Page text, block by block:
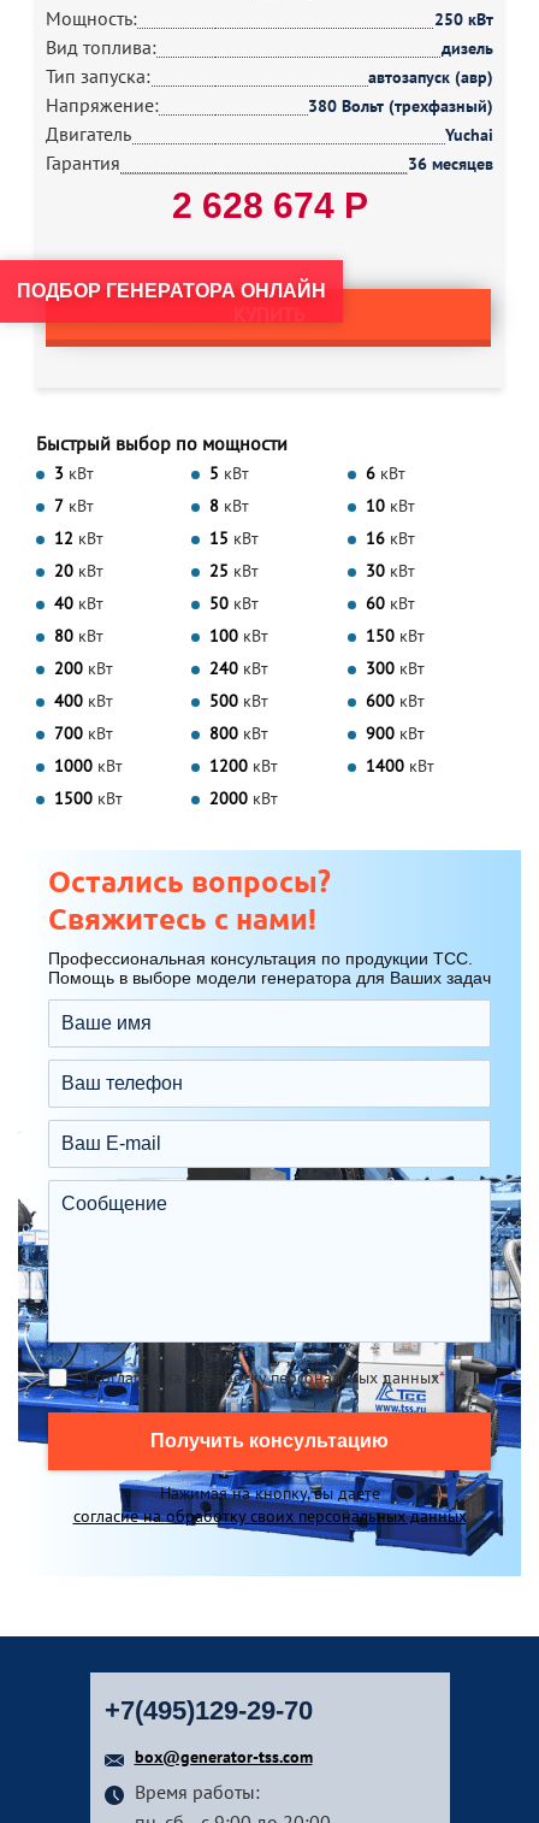
Мощность:
250 кВт
Вид топлива: дизель
Тип запуска: автозапуск (авр)
Напряжение: 380 Вольт (трехфазный)
Двигатель Yuchai
Гарантия 36 месяцев
2 628 674 Р
Быстрый выбор по мощности
3 кВт 5 кВт 6 кВт
7 кВт 8 кВт 10 кВт
12 кВт 15 кВт 16 кВт
20 кВт 25 кВт 30 кВт
40 кВт 50 кВт 60 кВт
80 кВт 100 кВт 150 кВт
200 кВт 240 кВт 300 кВт
400 кВт 500 кВт 600 кВт
700 кВт 800 кВт 900 кВт
1000 кВт 1200 кВт 1400 кВт
1500 кВт 2000 кВт
Остались вопросы?
Свяжитесь с нами!
Профессиональная консультация по продукции ТСС.
Помощь в выборе модели генератора для Ваших задач
Я согласен на обработку персональных данных*
Получить консультацию
Нажимая на кнопку, вы даете
согласие на обработку своих персональных данных
+7(495)129-29-70
box@generator-tss.com
Время работы:
ПОДБОР ГЕНЕРАТОРА ОНЛАЙН